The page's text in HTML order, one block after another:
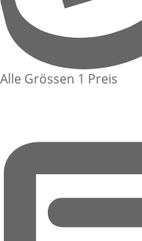
Alle Grössen 1 Preis